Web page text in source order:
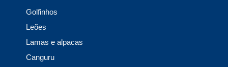
Golfinhos
Leões
Lamas e alpacas
Canguru